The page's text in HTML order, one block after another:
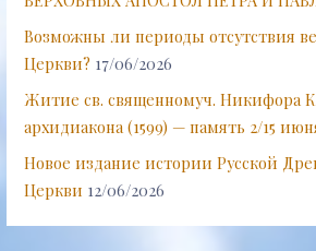
Возможны ли периоды отсутствия
Церкви? 17/06/2026
Житие св. священномуч. Никифора
архидиакона (1599) — память 2/15
Новое издание истории Русской
Церкви 12/06/2026